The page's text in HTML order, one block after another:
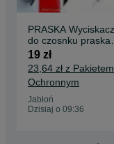
PRASKA Wyciskacz
do czosnku praska
wyciskarka dziadek
do orzechów
19 zł
23,64 zł z Pakietem
Ochronnym
Jabłoń
Dzisiaj o 09:36